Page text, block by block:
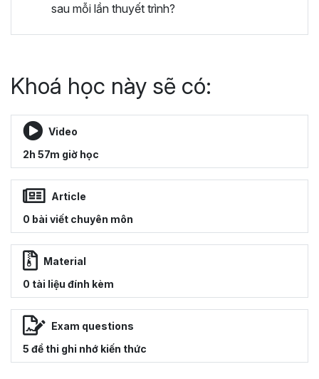
sau mỗi lần thuyết trình?
Khoá học này sẽ có:
Video
2h 57m giờ học
Article
0 bài viết chuyên môn
Material
0 tài liệu đính kèm
Exam questions
5 đề thi ghi nhớ kiến thức